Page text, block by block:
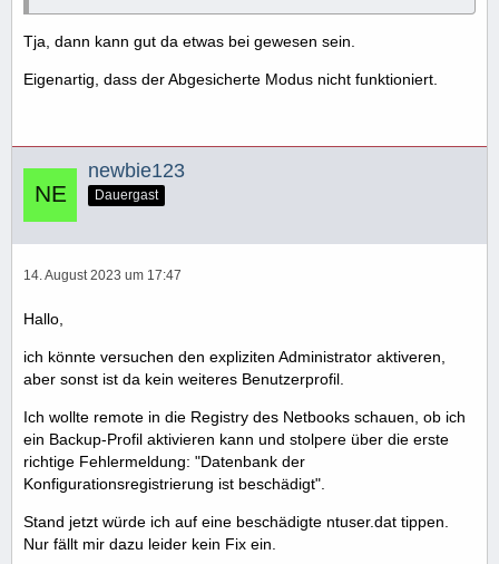
Tja, dann kann gut da etwas bei gewesen sein.
Eigenartig, dass der Abgesicherte Modus nicht funktioniert.
newbie123
Dauergast
14. August 2023 um 17:47
Hallo,
ich könnte versuchen den expliziten Administrator aktiveren,
aber sonst ist da kein weiteres Benutzerprofil.
Ich wollte remote in die Registry des Netbooks schauen, ob ich
ein Backup-Profil aktivieren kann und stolpere über die erste
richtige Fehlermeldung: "Datenbank der
Konfigurationsregistrierung ist beschädigt".
Stand jetzt würde ich auf eine beschädigte ntuser.dat tippen.
Nur fällt mir dazu leider kein Fix ein.